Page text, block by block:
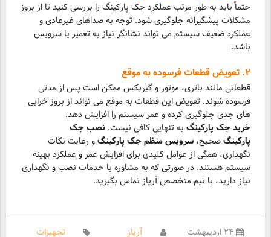
حتماً باید به طور مرتب عملکرد جک پارکینگ را بررسی کنید تا از بروز
مشکلات پیشگیرانه جلوگیری شود. توجه به صداهای غیرعادی و
عملکرد ضعیف سیستم می تواند نشانگر نیاز به تعمیر یا سرویس
باشد.
۲. تعویض قطعات فرسوده به موقع
قطعاتی مانند باتری، موتور و گیربکس ممکن است پس از مدتی
فرسوده شوند. تعویض این قطعات به موقع می تواند از بروز خرابی
های جدی جلوگیری کرده و عمر سیستم را افزایش دهد.
خرید جک پارکینگ به تنهایی کافی نیست. نصب جک
پارکینگصحیح، سرویس منظم جک پارکینگو رعایت نکات
نگهداری، همگی از عوامل کلیدی برای افزایش عمر و عملکرد بهینه
سیستم هستند. در صورتی که به مشاوره یا خدمات نصب و نگهداری
نیاز دارید، با تیم متخصص آریاز تماس بگیرید.
۲۴ اردیبهشت
آریاز
تجهیزات